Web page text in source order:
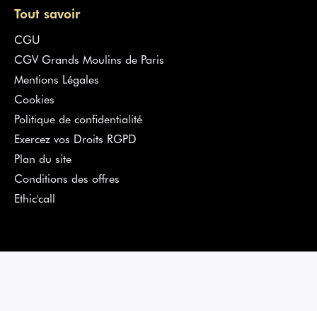
Tout savoir
CGU
CGV Grands Moulins de Paris
Mentions Légales
Cookies
Politique de confidentialité
Exercez vos Droits RGPD
Plan du site
Conditions des offres
Ethic'call